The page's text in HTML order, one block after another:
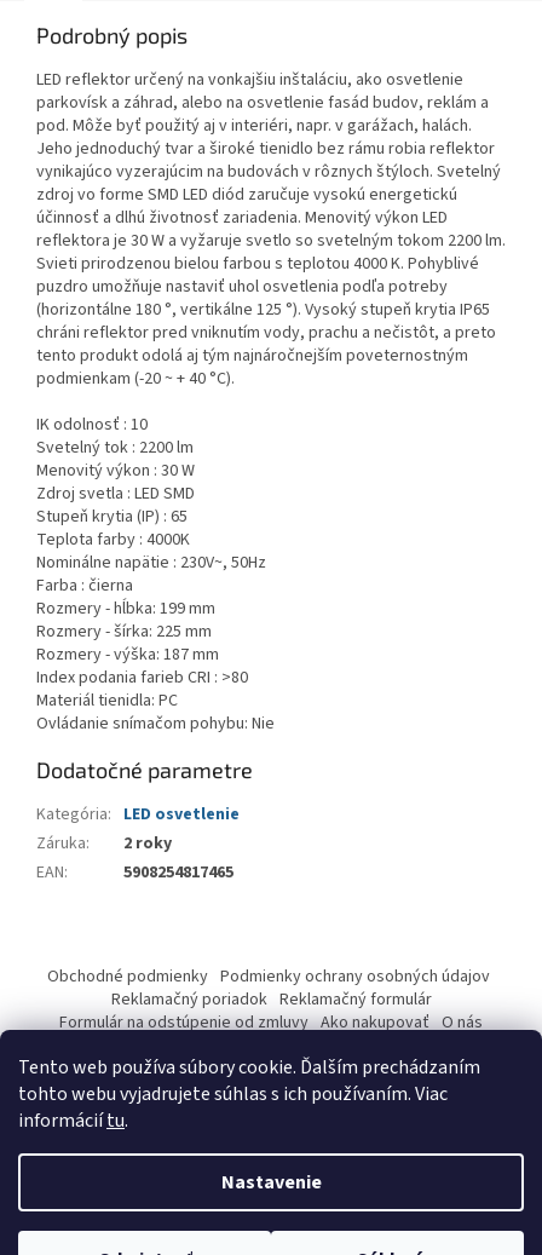
Tento web používa súbory cookie. Ďalším prechádzaním
tohto webu vyjadrujete súhlas s ich používaním. Viac
informáciítu.
Nastavenie
Podrobný popis
LED reflektor určený na vonkajšiu inštaláciu, ako osvetlenie
parkovísk a záhrad, alebo na osvetlenie fasád budov, reklám a
pod. Môže byť použitý aj v interiéri, napr. v garážach, halách.
Jeho jednoduchý tvar a široké tienidlo bez rámu robia reflektor
vynikajúco vyzerajúcim na budovách v rôznych štýloch. Svetelný
zdroj vo forme SMD LED diód zaručuje vysokú energetickú
účinnosť a dlhú životnosť zariadenia. Menovitý výkon LED
reflektora je 30 W a vyžaruje svetlo so svetelným tokom 2200 lm.
Svieti prirodzenou bielou farbou s teplotou 4000 K. Pohyblivé
puzdro umožňuje nastaviť uhol osvetlenia podľa potreby
(horizontálne 180 °, vertikálne 125 °). Vysoký stupeň krytia IP65
chráni reflektor pred vniknutím vody, prachu a nečistôt, a preto
tento produkt odolá aj tým najnáročnejším poveternostným
podmienkam (-20 ~ + 40 °C).
IK odolnosť : 10
Svetelný tok : 2200 lm
Menovitý výkon : 30 W
Zdroj svetla : LED SMD
Stupeň krytia (IP) : 65
Teplota farby : 4000K
Nominálne napätie : 230V~, 50Hz
Farba : čierna
Rozmery - hĺbka: 199 mm
Rozmery - šírka: 225 mm
Rozmery - výška: 187 mm
Index podania farieb CRI : >80
Materiál tienidla: PC
Ovládanie snímačom pohybu: Nie
Dodatočné parametre
Kategória: LED osvetlenie
Záruka:
2 roky
EAN: 5908254817465
ä
Obchodné podmienky Podmienky ochrany osobných údajov
Reklamačný poriadok Reklamačný formulár
Formulár na odstúpenie od zmluvy Ako nakupovať O nás
Copyright 2026pwetech.store. Všetky práva vyhradené.Upraviť